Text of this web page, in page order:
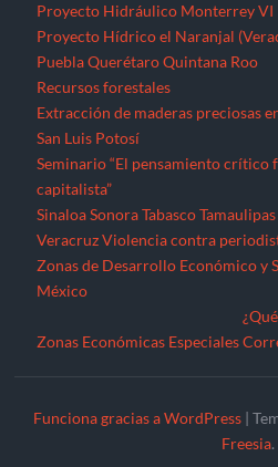
Proyecto Hidráulico Monterrey VI
Proyecto Hídrico el Naranjal
Puebla Querétaro Quintana Roo
Recursos forestales
Extracción de maderas preciosas
San Luis Potosí
Seminario “El pensamiento crítico
capitalista”
Sinaloa Sonora Tabasco Tamaulipas
Veracruz Violencia contra
Zonas de Desarrollo Económico y
México
Zonas Económicas Especiales
Funciona gracias a WordPress |
Freesia.